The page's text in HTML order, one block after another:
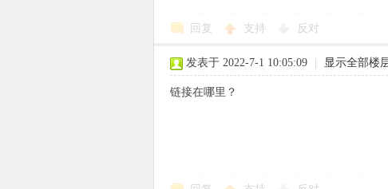
回复 支持 反对
发表于 2022-7-1 10:05:09 显示全部楼
链接在哪里？